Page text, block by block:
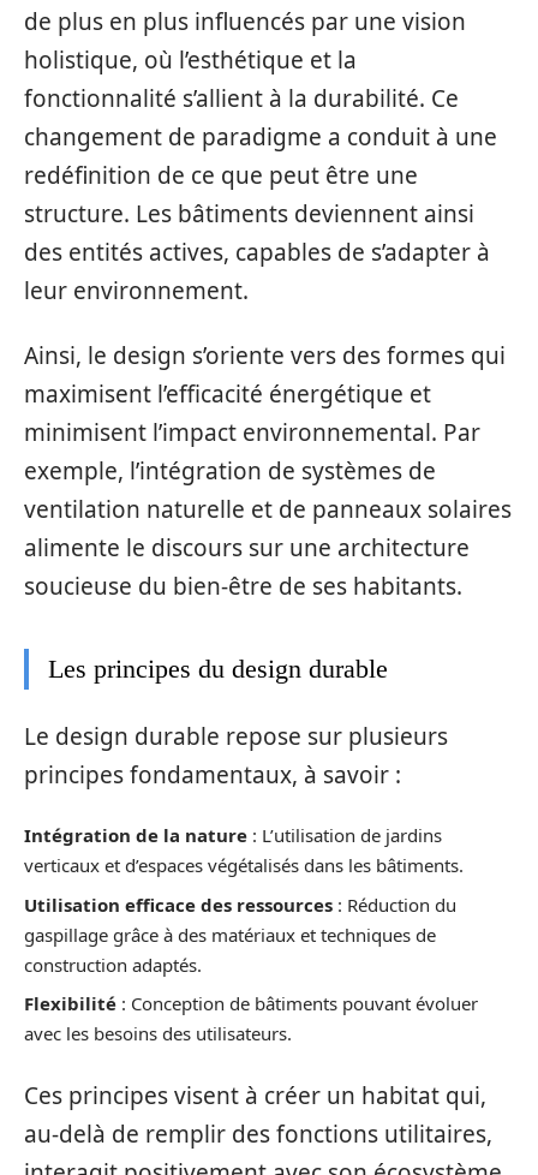
de plus en plus influencés par une vision
holistique, où l’esthétique et la
fonctionnalité s’allient à la durabilité. Ce
changement de paradigme a conduit à une
redéfinition de ce que peut être une
structure. Les bâtiments deviennent ainsi
des entités actives, capables de s’adapter à
leur environnement.
Ainsi, le design s’oriente vers des formes qui
maximisent l’efficacité énergétique et
minimisent l’impact environnemental. Par
exemple, l’intégration de systèmes de
ventilation naturelle et de panneaux solaires
alimente le discours sur une architecture
soucieuse du bien-être de ses habitants.
Les principes du design durable
Le design durable repose sur plusieurs
principes fondamentaux, à savoir :
Intégration de la nature : L’utilisation de jardins
verticaux et d’espaces végétalisés dans les bâtiments.
Utilisation efficace des ressources : Réduction du
gaspillage grâce à des matériaux et techniques de
construction adaptés.
Flexibilité : Conception de bâtiments pouvant évoluer
avec les besoins des utilisateurs.
Ces principes visent à créer un habitat qui,
au-delà de remplir des fonctions utilitaires,